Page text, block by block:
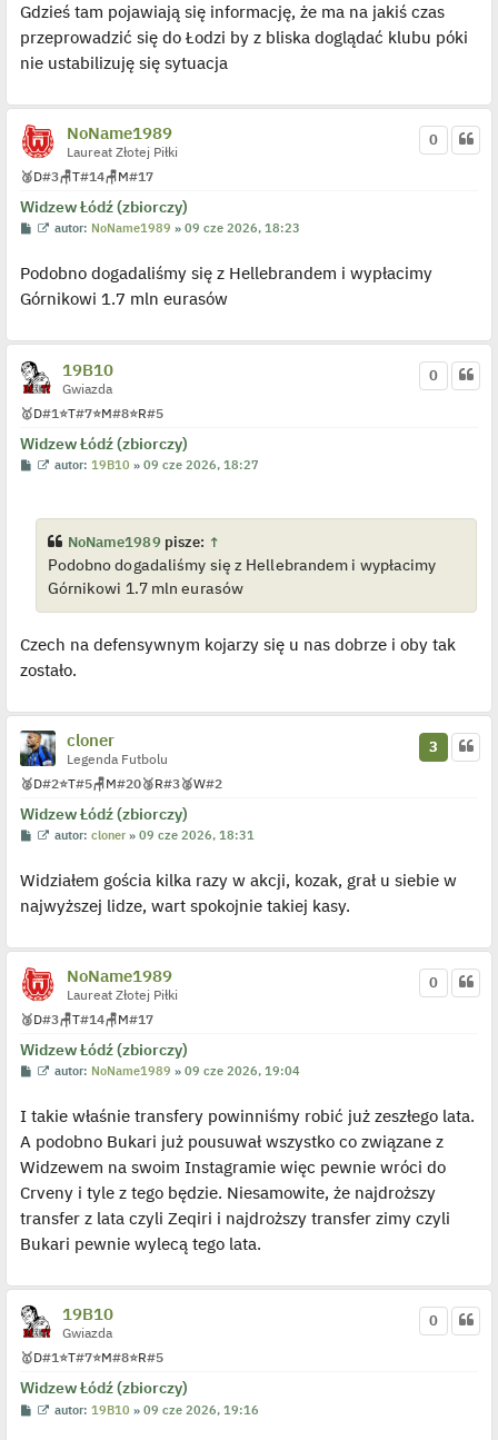
z
p
o
s
Gdzieś tam pojawiają się informację, że ma na jakiś czas
przeprowadzić się do Łodzi by z bliska doglądać klubu póki
nie ustabilizuję się sytuacja
NoName1989
Laureat Złotej Piłki
🥉D#3🪑T#14🪑M#17
Widzew Łódź (zbiorczy)
0
P
t
W
w
e
p
e
y
c
y
s
autor: NoName1989 »09 cze 2026, 18:23
Podobno dogadaliśmy się z Hellebrandem i wypłacimy
Górnikowi 1.7 mln eurasów
19B10
Gwiazda
🥇D#1⭐T#7⭐M#8⭐R#5
Widzew Łódź (zbiorczy)
0
P
W
i
e
t
l
o
d
y
n
c
y
o
s
t
autor:19B10 »09 cze 2026, 18:27
NoName1989 pisze: ↑
Podobno dogadaliśmy się z Hellebrandem i wypłacimy
Górnikowi 1.7 mln eurasów
Czech na defensywnym kojarzy się u nas dobrze i oby tak
zostało.
cloner
Legenda Futbolu
🥈D#2⭐T#5🪑M#20🥉R#3🥈W#2
Widzew Łódź (zbiorczy)
3
P
t
W
w
e
p
j
e
y
c
z
y
o
s
t
autor:cloner »09 cze 2026, 18:31
Widziałem gościa kilka razy w akcji, kozak, grał u siebie w
najwyższej lidze, wart spokojnie takiej kasy.
NoName1989
Laureat Złotej Piłki
🥉D#3🪑T#14🪑M#17
Widzew Łódź (zbiorczy)
0
P
t
W
w
e
l
o
j
e
d
c
p
s
autor: NoName1989 »09 cze 2026, 19:04
I takie właśnie transfery powinniśmy robić już zeszłego lata.
A podobno Bukari już pousuwał wszystko co związane z
Widzewem na swoim Instagramie więc pewnie wróci do
Crveny i tyle z tego będzie. Niesamowite, że najdroższy
transfer z lata czyli Zeqiri i najdroższy transfer zimy czyli
Bukari pewnie wylecą tego lata.
19B10
Gwiazda
🥇D#1⭐T#7⭐M#8⭐R#5
Widzew Łódź (zbiorczy)
0
P
W
autor:19B10 »09 cze 2026, 19:16